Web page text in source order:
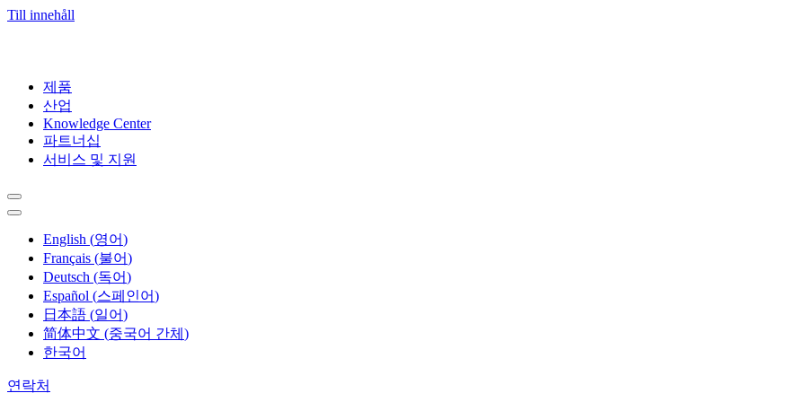
Till innehåll
제품
산업
Knowledge Center
파트너십
서비스 및 지원
English (영어)
Français (불어)
Deutsch (독어)
Español (스페인어)
日本語 (일어)
简体中文 (중국어 간체 )
한국어
연락처